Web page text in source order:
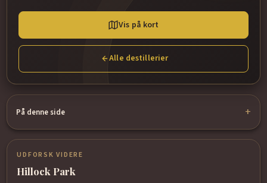
Vis på kort
Alle destillerier
På denne side
UDFORSK VIDERE
Hillock Park